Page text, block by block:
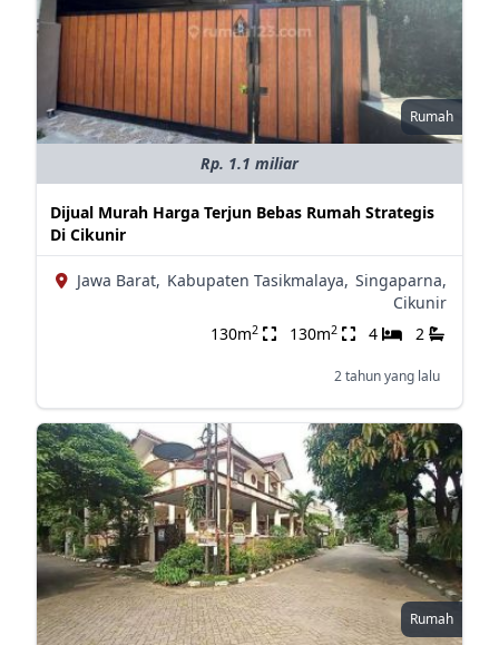
Rumah
Rp. 1.1 miliar
Dijual Murah Harga Terjun Bebas Rumah Strategis
Di Cikunir
Jawa Barat, Kabupaten Tasikmalaya, Singaparna,
Cikunir
130m2 130m2 4 2
2 tahun yang lalu
Rumah